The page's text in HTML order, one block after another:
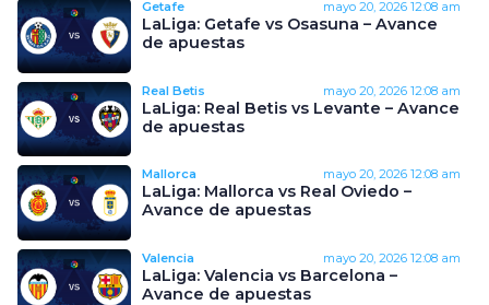
Getafe mayo 20, 2026 12:08 am
LaLiga: Getafe vs Osasuna – Avance
de apuestas
Real Betis mayo 20, 2026 12:08 am
LaLiga: Real Betis vs Levante – Avance
de apuestas
Mallorca mayo 20, 2026 12:08 am
LaLiga: Mallorca vs Real Oviedo –
Avance de apuestas
Valencia mayo 20, 2026 12:08 am
LaLiga: Valencia vs Barcelona –
Avance de apuestas